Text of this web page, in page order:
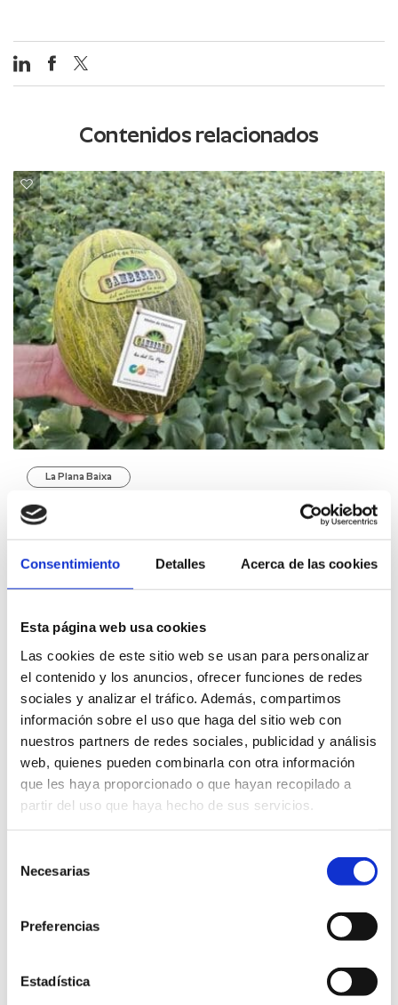
Consentimiento Detalles Acerca de las cookies
Esta página web usa cookies
Las cookies de este sitio web se usan para personalizar
el contenido y los anuncios, ofrecer funciones de redes
sociales y analizar el tráfico. Además, compartimos
información sobre el uso que haga del sitio web con
nuestros partners de redes sociales, publicidad y análisis
web, quienes pueden combinarla con otra información
que les haya proporcionado o que hayan recopilado a
partir del uso que haya hecho de sus servicios.
Necesarias
Preferencias
Estadística
Contenidos relacionados
La Plana Baixa
Foire aux melons
JULIO 2024